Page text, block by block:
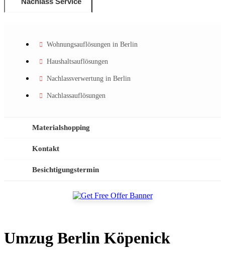
Wohnungsauflösungen in Berlin
Haushaltsauflösungen
Nachlassverwertung in Berlin
Nachlassauflösungen
Materialshopping
Kontakt
Besichtigungstermin
Umzug Berlin Köpenick